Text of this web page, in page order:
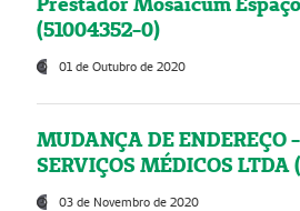
(51004352-0)
01 de Outubro de 2020
MUDANÇA DE ENDEREÇO
SERVIÇOS MÉDICOS
03 de Novembro de 2020